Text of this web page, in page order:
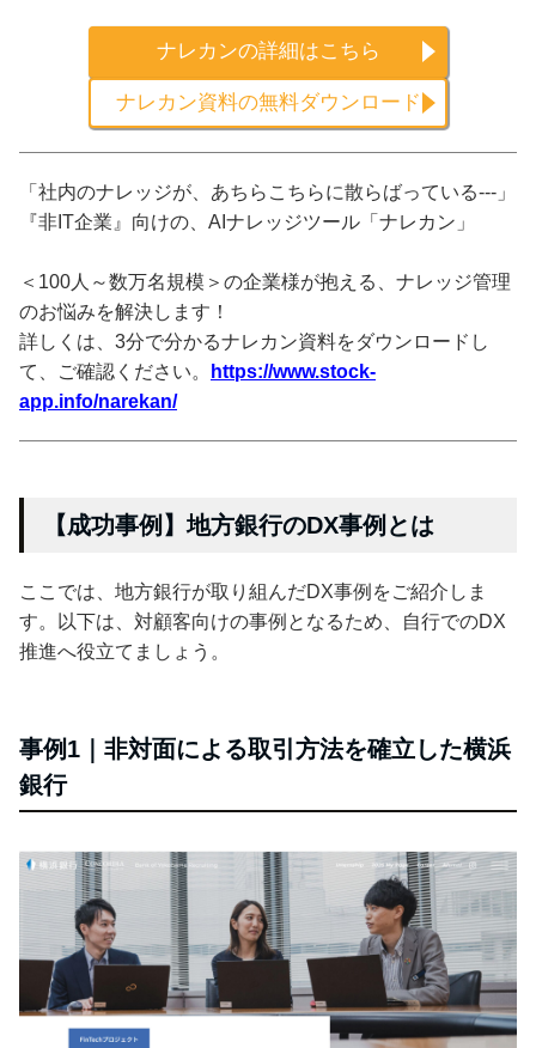
ナレカンの詳細はこちら
ナレカン資料の無料ダウンロード
「社内のナレッジが、あちらこちらに散らばっている---」
『非IT企業』向けの、AIナレッジツール「ナレカン」
＜100人～数万名規模＞の企業様が抱える、ナレッジ管理
のお悩みを解決します！
詳しくは、3分で分かるナレカン資料をダウンロードし
て、ご確認ください。
https://www.stock-
app.info/narekan/
【成功事例】地方銀行のDX事例とは
ここでは、地方銀行が取り組んだDX事例をご紹介しま
す。以下は、対顧客向けの事例となるため、自行でのDX
推進へ役立てましょう。
事例1｜非対面による取引方法を確立した横浜
銀行